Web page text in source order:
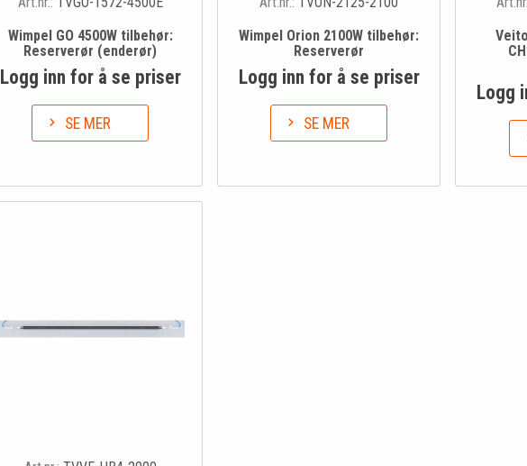
Wimpel GO 4500W tilbehør:
Reserverør (enderør)
Logg inn for å se priser
SE MER
Wimpel Orion 2100W tilbehør:
Reserverør
Logg inn for å se priser
SE MER
Logg